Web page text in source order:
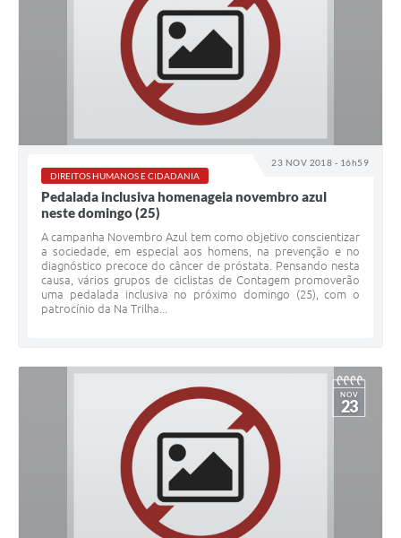
23 NOV 2018 - 16h59
DIREITOS HUMANOS E CIDADANIA
Pedalada inclusiva homenageia novembro azul
neste domingo (25)
A campanha Novembro Azul tem como objetivo conscientizar
a sociedade, em especial aos homens, na prevenção e no
diagnóstico precoce do câncer de próstata. Pensando nesta
causa, vários grupos de ciclistas de Contagem promoverão
uma pedalada inclusiva no próximo domingo (25), com o
patrocínio da Na Trilha...
NOV
23